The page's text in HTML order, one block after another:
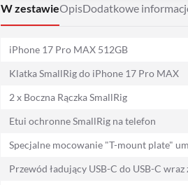
W zestawieOpisDodatkowe
iPhone 17 Pro MAX 512GB
Klatka SmallRig do iPhone 17 Pro MAX
2 x Boczna Rączka SmallRig
Etui ochronne SmallRig na telefon
Specjalne mocowanie "T-mount plate"
Przewód ładujący USB-C do USB-C wraz